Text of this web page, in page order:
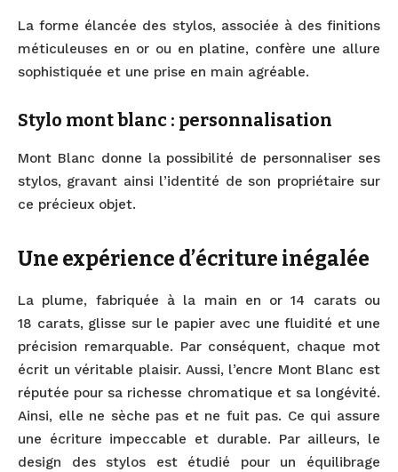
La forme élancée des stylos, associée à des finitions
méticuleuses en or ou en platine, confère une allure
sophistiquée et une prise en main agréable.
Stylo mont blanc : personnalisation
Mont Blanc donne la possibilité de personnaliser ses
stylos, gravant ainsi l’identité de son propriétaire sur
ce précieux objet.
Une expérience d’écriture inégalée
La plume, fabriquée à la main en or 14 carats ou
18 carats, glisse sur le papier avec une fluidité et une
précision remarquable. Par conséquent, chaque mot
écrit un véritable plaisir. Aussi, l’encre Mont Blanc est
réputée pour sa richesse chromatique et sa longévité.
Ainsi, elle ne sèche pas et ne fuit pas. Ce qui assure
une écriture impeccable et durable. Par ailleurs, le
design des stylos est étudié pour un équilibrage